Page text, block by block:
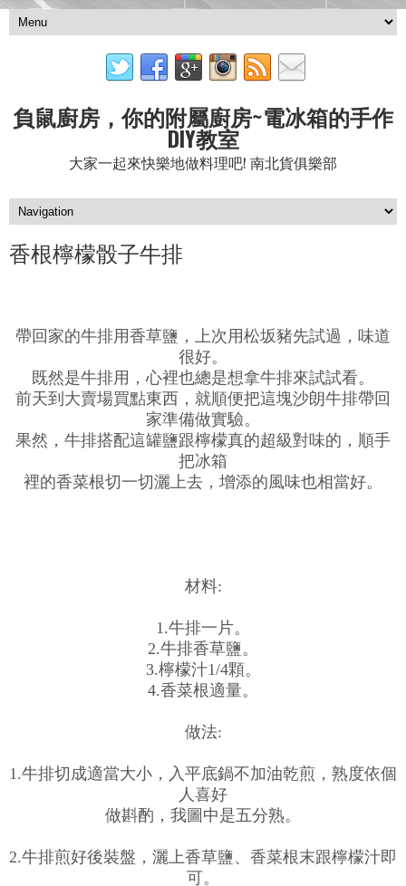
負鼠廚房，你的附屬廚房~電冰箱的手作
DIY教室
大家一起來快樂地做料理吧! 南北貨俱樂部
香根檸檬骰子牛排
帶回家的牛排用香草鹽，上次用松坂豬先試過，味道
很好。
既然是牛排用，心裡也總是想拿牛排來試試看。
前天到大賣場買點東西，就順便把這塊沙朗牛排帶回
家準備做實驗。
果然，牛排搭配這罐鹽跟檸檬真的超級對味的，順手
把冰箱
裡的香菜根切一切灑上去，增添的風味也相當好。
材料:
1.牛排一片。
2.牛排香草鹽。
3.檸檬汁1/4顆。
4.香菜根適量。
做法:
1.牛排切成適當大小，入平底鍋不加油乾煎，熟度依個
人喜好
做斟酌，我圖中是五分熟。
2.牛排煎好後裝盤，灑上香草鹽、香菜根末跟檸檬汁即
可。